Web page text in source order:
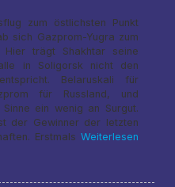
zum östlichsten Punkt
sich Gazprom-Yugra zum
Hier trägt Shakhtar seine
in Soligorsk nicht den
Belaruskali für
für Russland, und
ein wenig an Surgut.
der Gewinner der letzten
Erstmals Weiterlesen